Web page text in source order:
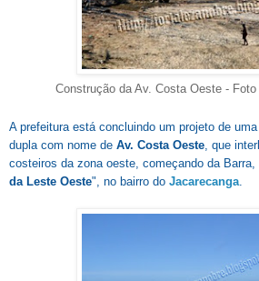
Construção da Av. Costa Oeste -
A prefeitura está concluindo um projeto de
dupla com nome de Av. Costa Oeste , que
costeiros da zona oeste, começando da Barra,
da Leste Oeste", no bairro do Jacarecanga